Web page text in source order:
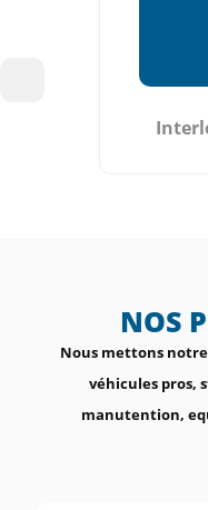
NOS
Nous mettons
véhicules pros,
manutention,